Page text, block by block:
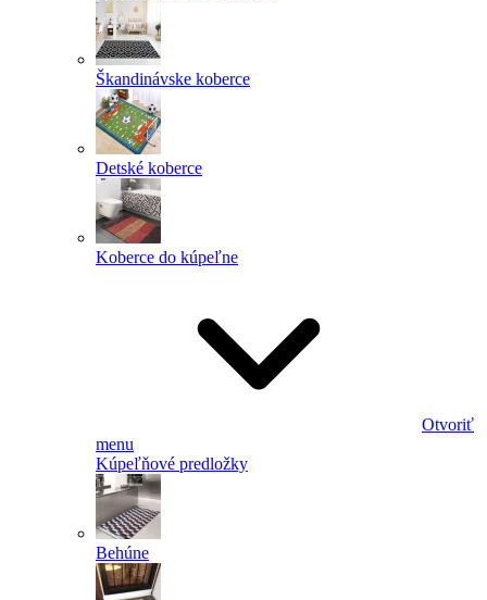
Škandinávske koberce
Detské koberce
Koberce do kúpeľne
Otvoriť
menu
Kúpeľňové predložky
Behúne